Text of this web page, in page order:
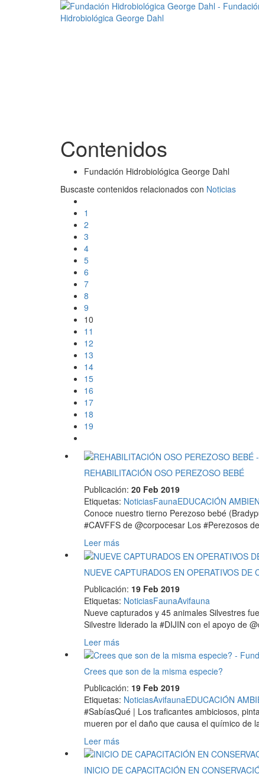
Contenidos
Fundación Hidrobiológica George Dahl
Buscaste contenidos relacionados con Noticias
1
2
3
4
5
6
7
8
9
10
11
12
13
14
15
16
17
18
19
REHABILITACIÓN OSO PEREZOSO BEBÉ
Publicación: 20 Feb 2019
Etiquetas: NoticiasFaunaEDUCACIÓN
Conoce nuestro tierno Perezoso bebé
#CAVFFS de @corpocesar Los #Perezosos
Leer más
NUEVE CAPTURADOS EN OPERATIVOS DE
Publicación: 19 Feb 2019
Etiquetas: NoticiasFaunaAvifauna
Nueve capturados y 45 animales Silvestres
Silvestre liderado la #DIJIN con el apoyo de
Leer más
Crees que son de la misma especie?
Publicación: 19 Feb 2019
Etiquetas: NoticiasAvifaunaEDUCACIÓN
#SabíasQué | Los traficantes ambiciosos,
mueren por el daño que causa el químico de
Leer más
INICIO DE CAPACITACIÓN EN